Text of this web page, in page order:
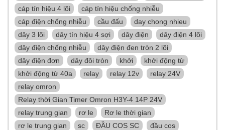
cáp tín hiệu 4 lõi
cáp tín hiệu chống nhiễu
cáp điện chống nhiễu
cầu đấu
day chong nhieu
dây 3 lõi
dây tín hiệu 4 sợi dây điện
dây điện 4 lõi
dây điện chống nhiễu
dây điện đen tròn 2 lõi
dây điện đơn
dây đôi tròn khởi
khởi động từ
khởi động từ 40a
relay relay 12v
relay 24V
relay omron
Relay thời Gian Timer Omron H3Y-4 14P 24V
relay trung gian
rơ le
Rơ le thời gian
rơ le trung gian
sc ĐẦU COS SC
đầu cos